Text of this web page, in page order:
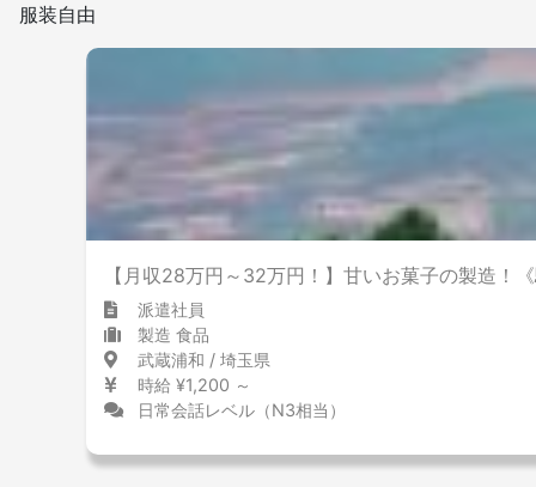
服装自由
【月収28万円～32万円！】甘いお菓子の製造！
派遣社員
製造 食品
武蔵浦和 / 埼玉県
時給 ¥1,200 ～
日常会話レベル（N3相当）